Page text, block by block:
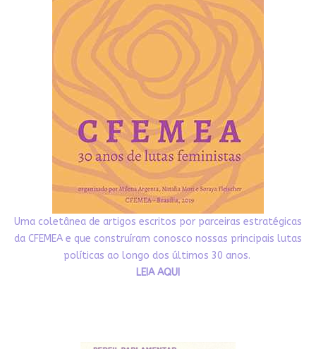
Uma coletânea de artigos escritos por parceiras estratégicas
da CFEMEA e que construíram conosco nossas principais lutas
políticas ao longo dos últimos 30 anos.
LEIA AQUI